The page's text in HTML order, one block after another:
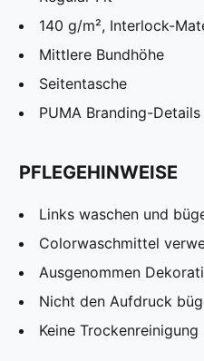
140 g/m², Interlock-
Mittlere Bundhöhe
Seitentasche
PUMA Branding-Details
PFLEGEHINWEISE
Links waschen und
Colorwaschmittel
Ausgenommen
Nicht den Aufdruck
Keine Trockenreinigung